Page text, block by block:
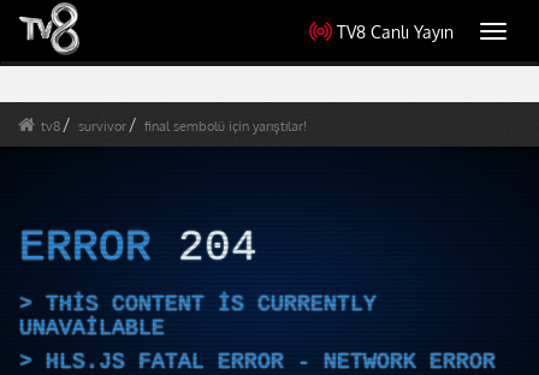
TV8 Canlı Yayın
tv8 survivor final sembolü için yarıştılar!
ERROR 204
THIS CONTENT IS CURRENTLY
UNAVAILABLE
HLS.JS FATAL ERROR - NETWORK ERROR